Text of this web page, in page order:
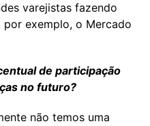
varejistas fazendo
exemplo, o Mercado
de participação
no futuro?
não temos uma